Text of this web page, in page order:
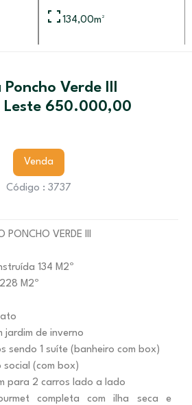
134,00m²
Verde III
Leste 650.000,00
Venda
Código : 3737
PONCHO VERDE III
134 M2º
M2º
jardim de inverno
sendo 1 suíte (banheiro com box)
social (com box)
para 2 carros lado a lado
completa com ilha seca e